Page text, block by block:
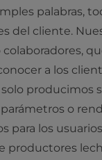
palabras,
del cliente.
a los
producimos
o
para los
productores